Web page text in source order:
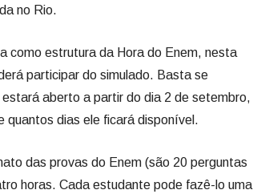
no Rio.
como estrutura da Hora do Enem, nesta
participar do simulado. Basta se
aberto a partir do dia 2 de setembro,
quantos dias ele ficará disponível.
das provas do Enem (são 20 perguntas
horas. Cada estudante pode fazê-lo uma